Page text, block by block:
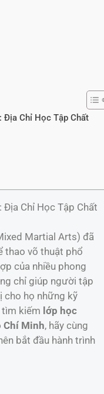
Địa Chỉ Học Tập Chất
Địa Chỉ Học Tập Chất
Martial Arts) đã
thao võ thuật phổ
của nhiều phong
chỉ giúp người tập
cho họ những kỹ
tìm kiếm lớp học
Chí Minh, hãy cùng
bắt đầu hành trình